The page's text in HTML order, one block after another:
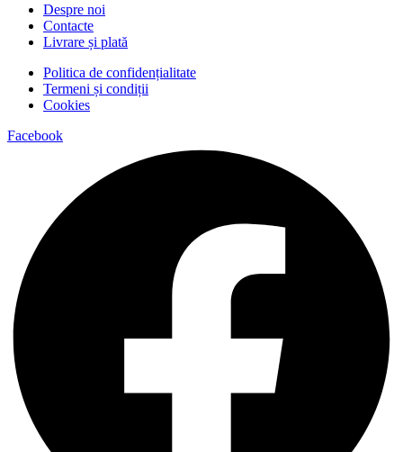
Despre noi
Contacte
Livrare și plată
Politica de confidențialitate
Termeni și condiții
Cookies
Facebook